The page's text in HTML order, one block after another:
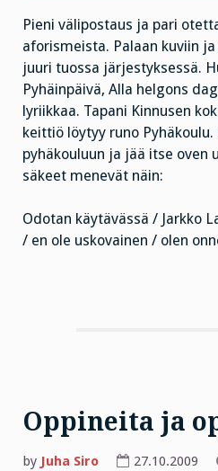
Pieni välipostaus ja pari
aforismeista. Palaan kuviin
juuri tuossa järjestyksessä.
Pyhäinpäivä, Alla helgons
lyriikkaa. Tapani Kinnusen
keittiö löytyy runo
pyhäkouluun ja jää itse oven
säkeet menevät näin:
Odotan käytävässä / Jarkko
/ en ole uskovainen / olen
Oppineita ja
by Juha Siro 27.10.2009